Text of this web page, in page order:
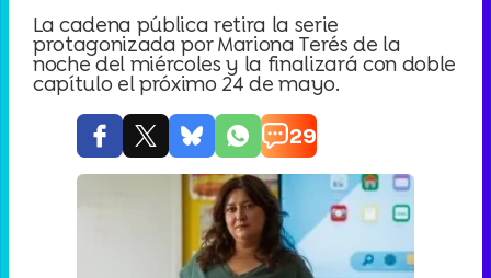
La cadena pública retira la serie
protagonizada por Mariona Terés de la
noche del miércoles y la finalizará con doble
capítulo el próximo 24 de mayo.
29